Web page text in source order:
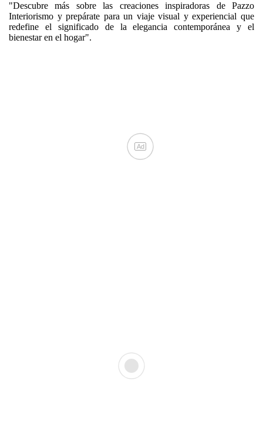
"Descubre más sobre las creaciones inspiradoras de Pazzo
Interiorismo y prepárate para un viaje visual y experiencial que
redefine el significado de la elegancia contemporánea y el
bienestar en el hogar".
Ad